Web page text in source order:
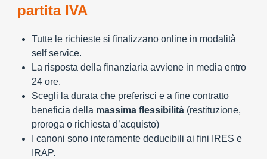
partita IVA
Tutte le richieste si finalizzano online in modalità
self service.
La risposta della finanziaria avviene in media entro
24 ore.
Scegli la durata che preferisci e a fine contratto
beneficia della massima flessibilità (restituzione,
proroga o richiesta d’acquisto)
I canoni sono interamente deducibili ai fini IRES e
IRAP.